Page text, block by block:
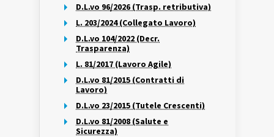
D.L.vo 96/2026 (Trasp. retributiva)
L. 203/2024 (Collegato Lavoro)
D.L.vo 104/2022 (Decr.
Trasparenza)
L. 81/2017 (Lavoro Agile)
D.L.vo 81/2015 (Contratti di
Lavoro)
D.L.vo 23/2015 (Tutele Crescenti)
D.L.vo 81/2008 (Salute e
Sicurezza)